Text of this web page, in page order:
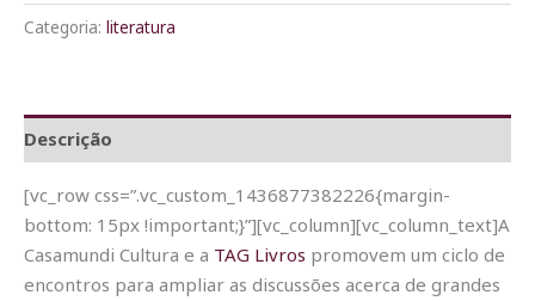
Categoria: literatura
Descrição
[vc_row css=”.vc_custom_1436877382226{margin-
bottom: 15px !important;}”][vc_column][vc_column_text]A
Casamundi Cultura e a TAG Livros promovem um ciclo de
encontros para ampliar as discussões acerca de grandes